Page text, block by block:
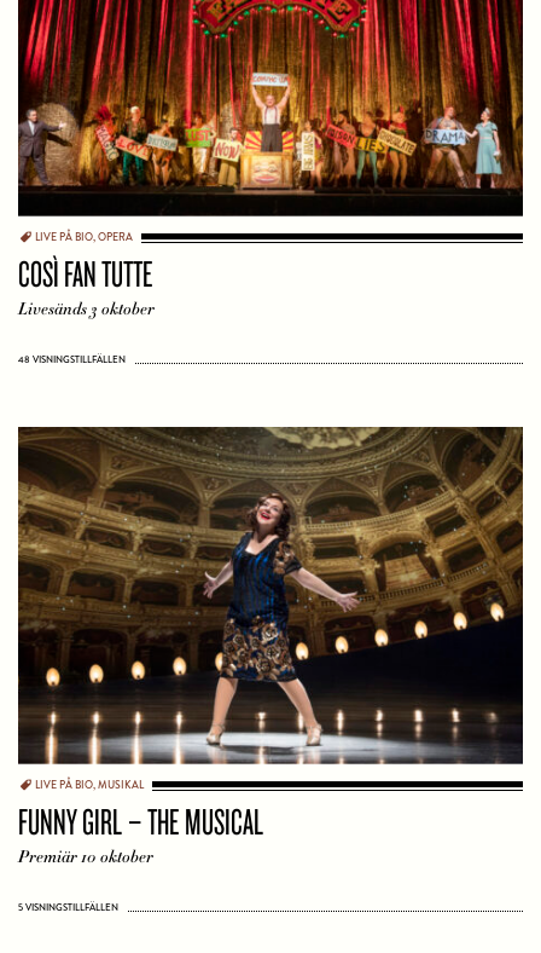
LIVE PÅ BIO,OPERA
COSÌ FAN TUTTE
Livesänds 3 oktober
48 VISNINGSTILLFÄLLEN
LIVE PÅ BIO,MUSIKAL
FUNNY GIRL – THE MUSICAL
Premiär 10 oktober
5 VISNINGSTILLFÄLLEN